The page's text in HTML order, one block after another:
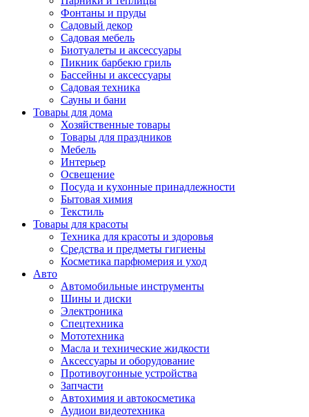
Фонтаны и пруды
Садовый декор
Садовая мебель
Биотуалеты и аксессуары
Пикник барбекю гриль
Бассейны и аксессуары
Садовая техника
Сауны и бани
Товары для дома
Хозяйственные товары
Товары для праздников
Мебель
Интерьер
Освещение
Посуда и кухонные принадлежности
Бытовая химия
Текстиль
Товары для красоты
Техника для красоты и здоровья
Средства и предметы гигиены
Косметика парфюмерия и уход
Авто
Автомобильные инструменты
Шины и диски
Электроника
Спецтехника
Мототехника
Масла и технические жидкости
Аксессуары и оборудование
Противоугонные устройства
Запчасти
Автохимия и автокосметика
Аудиои видеотехника